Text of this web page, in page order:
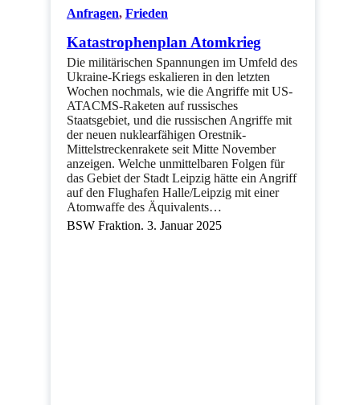
Anfragen, Frieden
Katastrophenplan Atomkrieg
Die militärischen Spannungen im Umfeld des
Ukraine-Kriegs eskalieren in den letzten
Wochen nochmals, wie die Angriffe mit US-
ATACMS-Raketen auf russisches
Staatsgebiet, und die russischen Angriffe mit
der neuen nuklearfähigen Orestnik-
Mittelstreckenrakete seit Mitte November
anzeigen. Welche unmittelbaren Folgen für
das Gebiet der Stadt Leipzig hätte ein Angriff
auf den Flughafen Halle/Leipzig mit einer
Atomwaffe des Äquivalents…
BSW Fraktion. 3. Januar 2025